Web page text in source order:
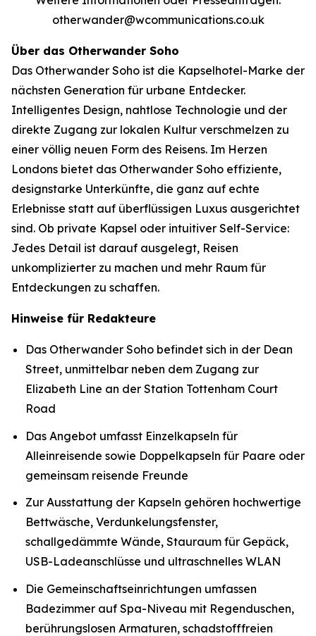
otherwander@wcommunications.co.uk
Über das Otherwander Soho
Das Otherwander Soho ist die Kapselhotel-Marke der
nächsten Generation für urbane Entdecker.
Intelligentes Design, nahtlose Technologie und der
direkte Zugang zur lokalen Kultur verschmelzen zu
einer völlig neuen Form des Reisens. Im Herzen
Londons bietet das Otherwander Soho effiziente,
designstarke Unterkünfte, die ganz auf echte
Erlebnisse statt auf überflüssigen Luxus ausgerichtet
sind. Ob private Kapsel oder intuitiver Self-Service:
Jedes Detail ist darauf ausgelegt, Reisen
unkomplizierter zu machen und mehr Raum für
Entdeckungen zu schaffen.
Hinweise für Redakteure
Das Otherwander Soho befindet sich in der Dean
Street, unmittelbar neben dem Zugang zur
Elizabeth Line an der Station Tottenham Court
Road
Das Angebot umfasst Einzelkapseln für
Alleinreisende sowie Doppelkapseln für Paare oder
gemeinsam reisende Freunde
Zur Ausstattung der Kapseln gehören hochwertige
Bettwäsche, Verdunkelungsfenster,
schallgedämmte Wände, Stauraum für Gepäck,
USB-Ladeanschlüsse und ultraschnelles WLAN
Die Gemeinschaftseinrichtungen umfassen
Badezimmer auf Spa-Niveau mit Regenduschen,
berührungslosen Armaturen, schadstofffreien